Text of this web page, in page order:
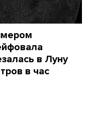
в Луну
в час